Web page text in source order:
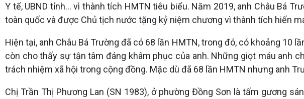
Y tế, UBND tỉnh... vì thành tích HMTN tiêu biểu. Năm 2019, anh Châu Bá
toàn quốc và được Chủ tịch nước tặng kỷ niệm chương vì thành tích hiến
Hiện tại, anh Châu Bá Trường đã có 68 lần HMTN, trong đó, có khoảng 10
còn cho thấy sự tận tâm đáng khâm phục của anh. Những giọt máu anh
trách nhiệm xã hội trong cộng đồng. Mặc dù đã 68 lần HMTN nhưng anh
Chị Trần Thị Phương Lan (SN 1983), ở phường Đồng Sơn là tấm gương